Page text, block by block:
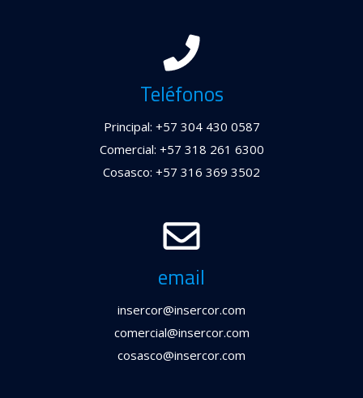
Teléfonos
Principal: +57 304 430 0587
Comercial: +57 318 261 6300
Cosasco: +57 316 369 3502
email
insercor@insercor.com
comercial@insercor.com
cosasco@insercor.com